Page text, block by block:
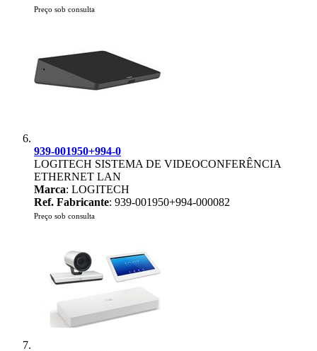
Preço sob consulta
939-001950+994-0
LOGITECH SISTEMA DE VIDEOCONFERÊNCIA
ETHERNET LAN
Marca: LOGITECH
Ref. Fabricante: 939-001950+994-000082
Preço sob consulta